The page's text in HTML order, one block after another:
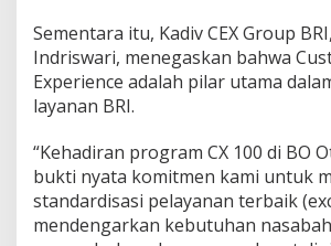
Sementara itu, Kadiv CEX Group
Indriswari, menegaskan bahwa
Experience adalah pilar utama
layanan BRI.
“Kehadiran program CX 100 di BO
bukti nyata komitmen kami untuk
standardisasi pelayanan terbaik
mendengarkan kebutuhan